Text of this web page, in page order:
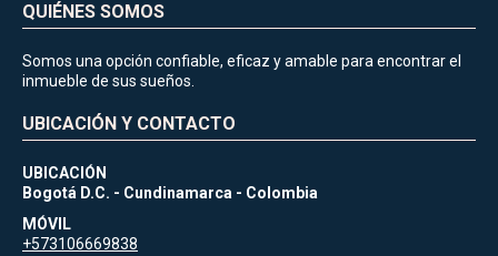
QUIÉNES SOMOS
Somos una opción confiable, eficaz y amable para encontrar el
inmueble de sus sueños.
UBICACIÓN Y CONTACTO
UBICACIÓN
Bogotá D.C. - Cundinamarca - Colombia
MÓVIL
+573106669838